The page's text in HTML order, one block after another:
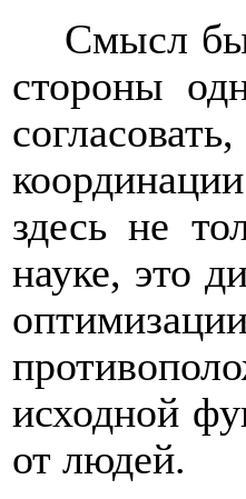
Смысл
стороны
здесь не
науке, это
исходной
от людей.